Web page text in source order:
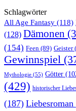
Schlagwörter
All Age Fantasy (118)
(128) Dämonen
(154) Feen (89) Geister
Gewinnspiel
Mythologie (55) Götter
(429) historischer
(187) Liebesroman